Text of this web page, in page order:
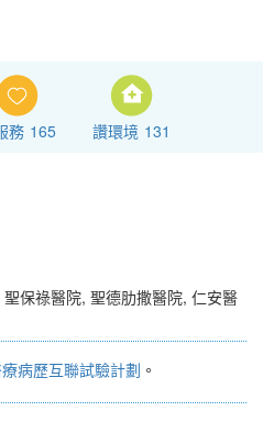
務 165 讚環境 131
保祿醫院, 聖德肋撒醫院, 仁安醫
病歷互聯試驗計劃 。